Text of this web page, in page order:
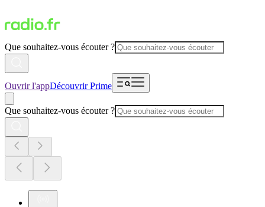
Que souhaitez-vous écouter ?
Ouvrir l'appDécouvrir Prime
Que souhaitez-vous écouter ?